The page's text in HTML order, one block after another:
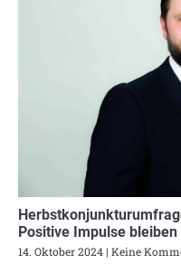
Positive Impulse bleiben
14. Oktober 2024 Keine